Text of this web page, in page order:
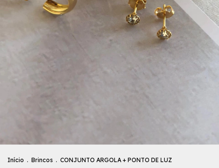
Início . Brincos . CONJUNTO ARGOLA + PONTO DE LUZ